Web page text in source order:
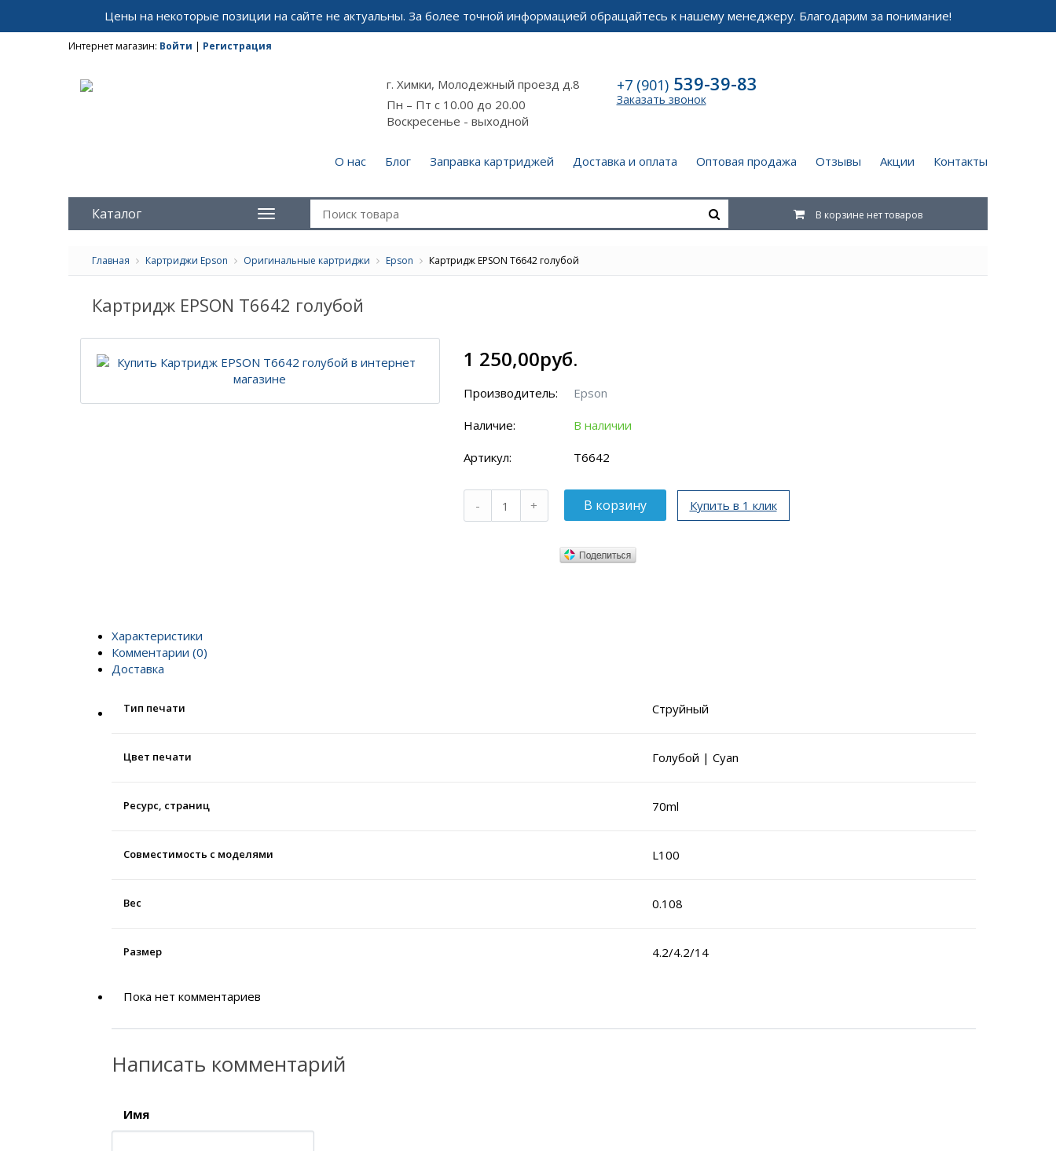
Цены на некоторые позиции на сайте не актуальны. За более точной информацией обращайтесь к нашему менеджеру. Благодарим за понимание!
Интернет магазин: Войти | Регистрация
г. Химки, Молодежный проезд д.8
Пн – Пт с 10.00 до 20.00
Воскресенье - выходной
+7 (901)539-39-83
Заказать звонок
О нас Блог Заправка картриджей Доставка и оплата Оптовая продажа Отзывы Акции Контакты
Каталог В корзине нет товаров
Главная Картриджи Epson Оригинальные картриджи Epson Картридж EPSON T6642 голубой
Картридж EPSON T6642 голубой
1 250,00руб.
Производитель: Epson
Наличие: В наличии
Артикул: T6642
Купить в 1 клик
Характеристики
Комментарии (0)
Доставка
Тип печати Струйный
Цвет печати Голубой | Cyan
Ресурс, страниц 70ml
Совместимость с моделями L100
Вес 0.108
Размер 4.2/4.2/14
Пока нет комментариев
Написать комментарий
Имя